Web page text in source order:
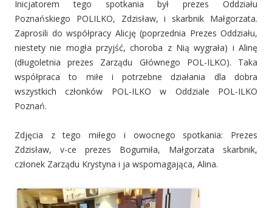
Inicjatorem tego spotkania był prezes Oddziału
Poznańskiego POLILKO, Zdzisław, i skarbnik Małgorzata.
Zaprosili do współpracy Alicję (poprzednia Prezes Oddziału,
niestety nie mogła przyjść, choroba z Nią wygrała) i Alinę
(długoletnia prezes Zarządu Głównego POL-ILKO). Taka
współpraca to miłe i potrzebne działania dla dobra
wszystkich członków POL-ILKO w Oddziale POL-ILKO
Poznań.
Zdjęcia z tego miłego i owocnego spotkania: Prezes
Zdzisław, v-ce prezes Bogumiła, Małgorzata skarbnik,
członek Zarządu Krystyna i ja wspomagająca, Alina.